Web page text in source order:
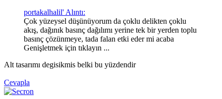
portakalhalil' Alıntı:
Çok yüzeysel düşünüyorum da çoklu delikten çoklu
akış, dağınık basınç dağılımı yerine tek bir yerden toplu
basınç çözünmeye, tada falan etki eder mi acaba
Genişletmek için tıklayın ...
Alt tasarımı degisikmis belki bu yüzdendir
Cevapla